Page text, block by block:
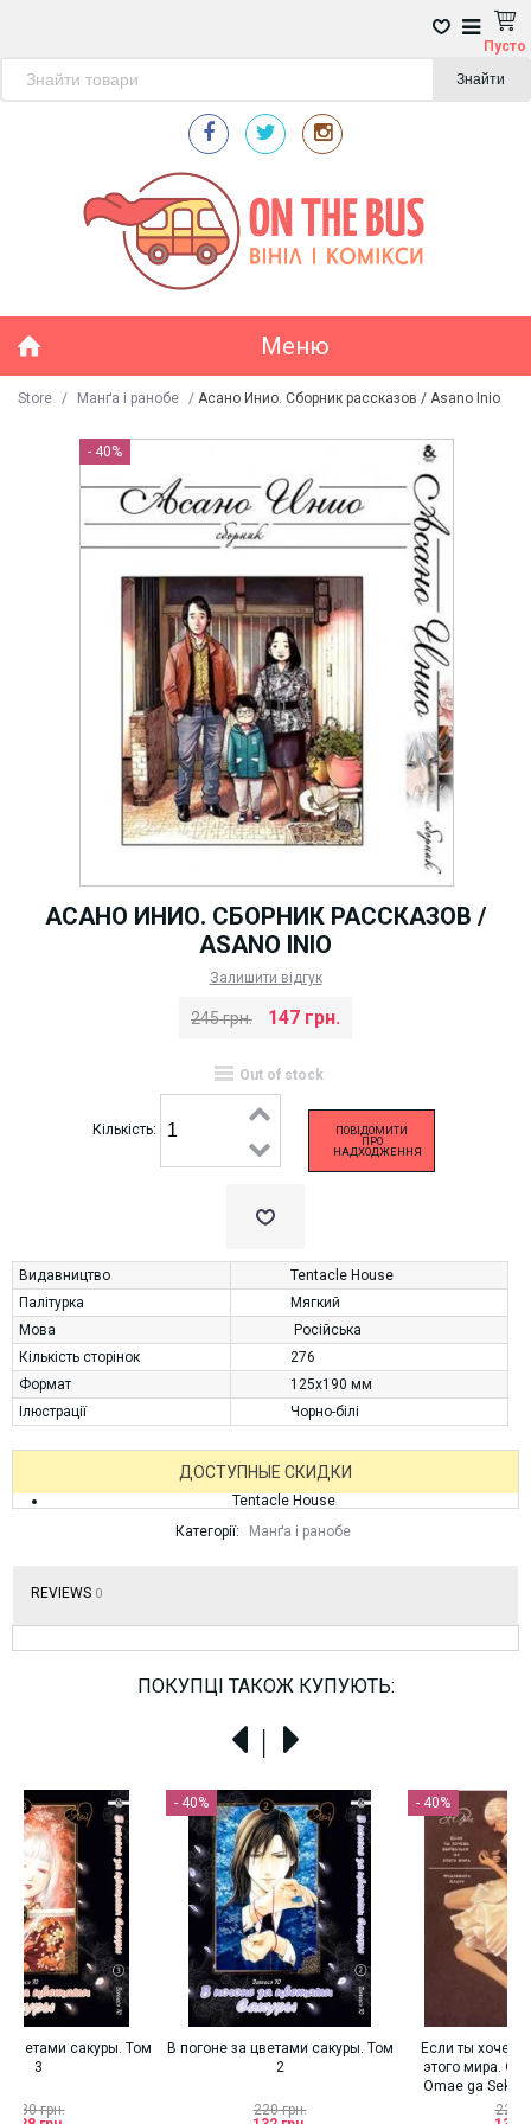
Пусто
Знайти
Меню
Store / Манґа і ранобе / Асано Инио. Сборник рассказов / Asano Inio
- 40%
АСАНО ИНИО. СБОРНИК РАССКАЗОВ /
ASANO INIO
Залишити відгук
245 грн. 147 грн.
Out of stock
Кількість:
ПОВІДОМИТИ
ПРО
НАДХОДЖЕННЯ
Видавництво
Tentacle House
Палітурка
Мягкий
Мова
Російська
Кількість сторінок
276
Формат
125х190 мм
Ілюстрації
Чорно-білі
ДОСТУПНЫЕ СКИДКИ
Tentacle House
Категорії:
Манґа і ранобе
REVIEWS 0
ПОКУПЦІ ТАКОЖ КУПУЮТЬ:
- 40%
В погоне за цветами сакуры. Том
- 40%
Если ты хочешь вырваться из
этого мира. Омнибус. Том 2 /
Omae ga Sekai wo Kowashitai